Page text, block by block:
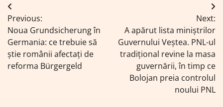
Navigare
în
articole
Previous:
Noua Grundsicherung în
Germania: ce trebuie să
știe românii afectați de
reforma Bürgergeld
Next:
A apărut lista miniștrilor
Guvernului Veștea. PNL-ul
tradițional revine la masa
guvernării, în timp ce
Bolojan preia controlul
noului PNL